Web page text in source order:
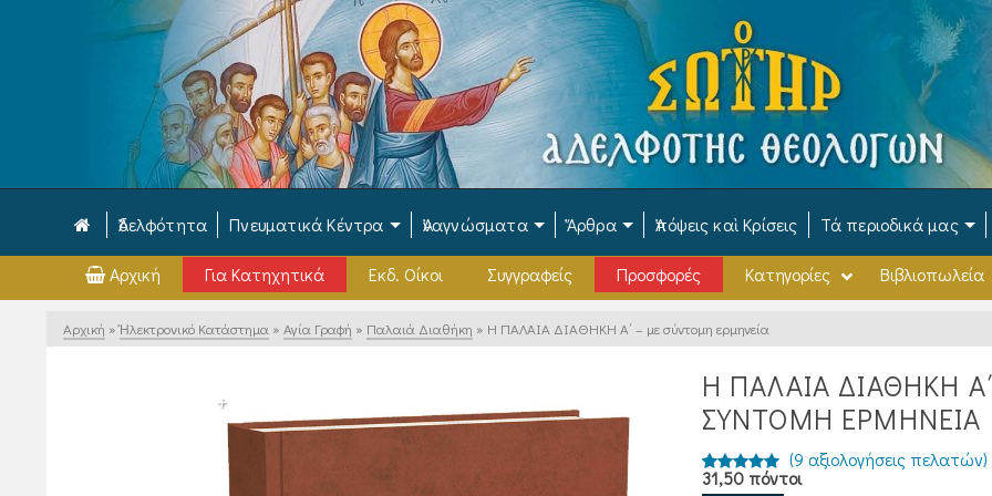
Ἀδελφότητα Πνευματικά Κέντρα Ἀναγνώσματα Ἄρθρα Ἀπόψεις καὶ Κρίσεις Τά περιοδικά μας
Αρχική Για Κατηχητικά Εκδ. Οίκοι Συγγραφείς Προσφορές Κατηγορίες Βιβλιοπωλεία
Αρχική » Ἠλεκτρονικό Κατάστημα » Αγία Γραφή » Παλαιά Διαθήκη » Η ΠΑΛΑΙΑ ΔΙΑΘΗΚΗ Α΄ – με σύντομη ερμηνεία
Η ΠΑΛΑΙΑ ΔΙΑΘΗΚΗ
ΣΎΝΤΟΜΗ ΕΡΜΗΝΕΊΑ
Βαθμολογήθηκε
9
(9 αξιολογήσεις πελατών)
31,50 πόντοι